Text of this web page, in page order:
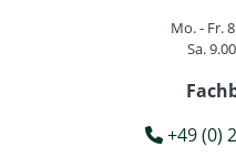
Mo. - Fr.
Sa.
+49 (0)